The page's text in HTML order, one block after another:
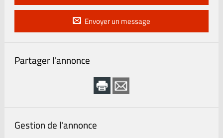
Envoyer un message
Partager l'annonce
Gestion de l'annonce